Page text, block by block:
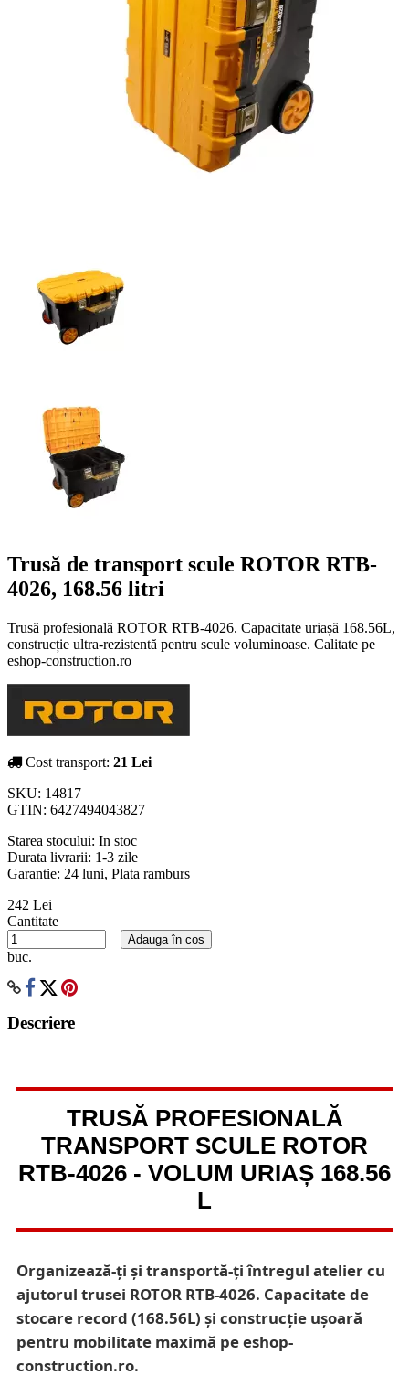
Trusă de transport scule ROTOR RTB-
4026, 168.56 litri
Trusă profesională ROTOR RTB-4026. Capacitate uriașă 168.56L,
construcție ultra-rezistentă pentru scule voluminoase. Calitate pe
eshop-construction.ro
Cost transport: 21 Lei
SKU: 14817
GTIN: 6427494043827
Starea stocului: In stoc
Durata livrarii: 1-3 zile
Garantie: 24 luni, Plata ramburs
242 Lei
Cantitate
buc.
Adauga în cos
Descriere
TRUSĂ PROFESIONALĂ
TRANSPORT SCULE ROTOR
RTB-4026 - VOLUM URIAȘ 168.56
L
Organizează-ți și transportă-ți întregul atelier cu
ajutorul trusei ROTOR RTB-4026. Capacitate de
stocare record (168.56L) și construcție ușoară
pentru mobilitate maximă pe eshop-
construction.ro.